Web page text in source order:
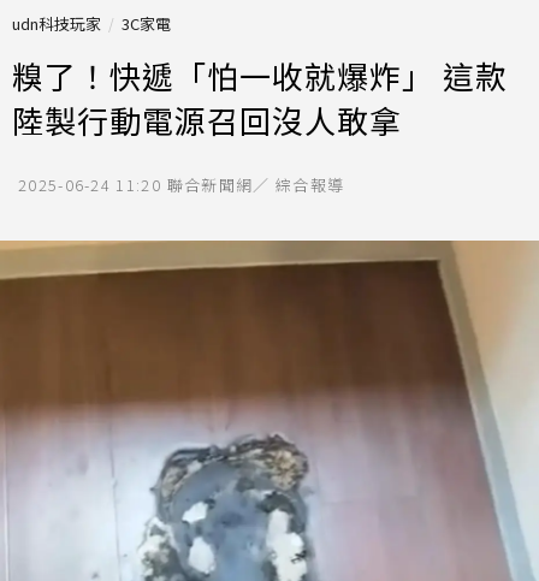
udn科技玩家 3C家電
糗了！快遞「怕一收就爆炸」 這款
陸製行動電源召回沒人敢拿
2025-06-24 11:20 聯合新聞網／ 綜合報導